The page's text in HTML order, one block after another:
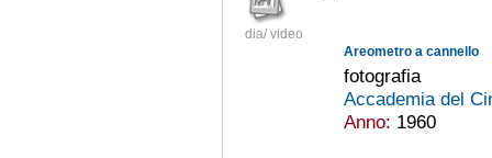
dia/ video
Areometro a cannello
fotografia
Accademia del
Anno: 1960